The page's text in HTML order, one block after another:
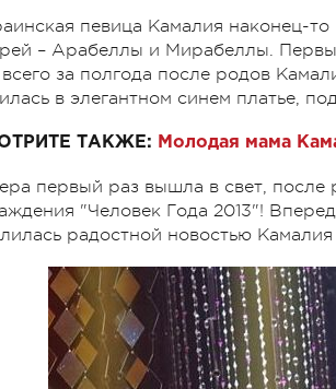
певица Камалия наконец-
– Арабеллы и Мирабеллы.
всего за полгода после родов
в элегантном синем платье,
ТАКЖЕ: Молодая мама
первый раз вышла в свет,
"Человек Года 2013"!
радостной новостью